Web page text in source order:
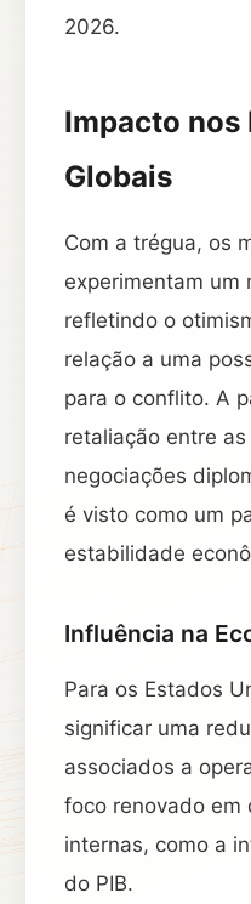
2026.
Impacto nos
Globais
Com a trégua, os
experimentam um
refletindo o
relação a uma
para o conflito. A
retaliação entre
negociações
é visto como um
estabilidade
Influência na
Para os Estados
significar uma
associados a
foco renovado em
internas, como a
do PIB.